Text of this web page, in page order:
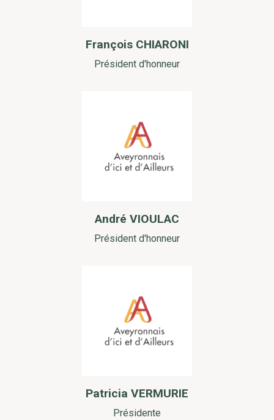
François CHIARONI
Président d'honneur
André VIOULAC
Président d'honneur
Patricia VERMURIE
Présidente